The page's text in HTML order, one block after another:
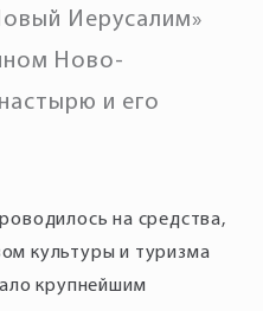
Иерусалим»
Ново-
и его
на средства,
культуры и туризма
крупнейшим